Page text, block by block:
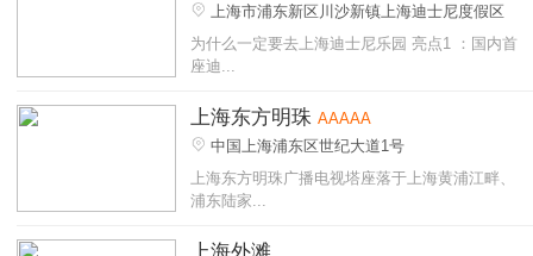
上海市浦东新区川沙新镇上海迪士尼度假区
为什么一定要去上海迪士尼乐园 亮点1 ：国内首
座迪...
上海东方明珠 AAAAA
中国上海浦东区世纪大道1号
上海东方明珠广播电视塔座落于上海黄浦江畔、
浦东陆家...